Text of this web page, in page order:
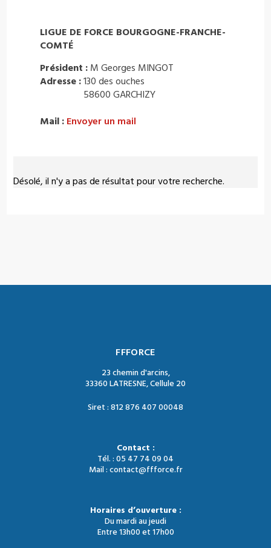
Désolé, il n'y a pas de résultat pour votre recherche.
LIGUE DE FORCE BOURGOGNE-FRANCHE-
COMTÉ
Président : M Georges MINGOT
Adresse :130 des ouches
58600 GARCHIZY
Mail : Envoyer un mail
FFFORCE
23 chemin d'arcins,
33360 LATRESNE, Cellule 20
Siret : 812 876 407 00048
Contact :
Tél. : 05 47 74 09 04
Mail : contact@ffforce.fr
Horaires d’ouverture :
Du mardi au jeudi
Entre 13h00 et 17h00